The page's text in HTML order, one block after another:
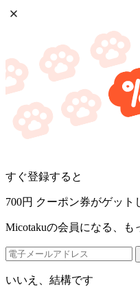
すぐ登録すると
700円 クーポン券がゲット
Micotakuの会員になる、も
いいえ、結構です